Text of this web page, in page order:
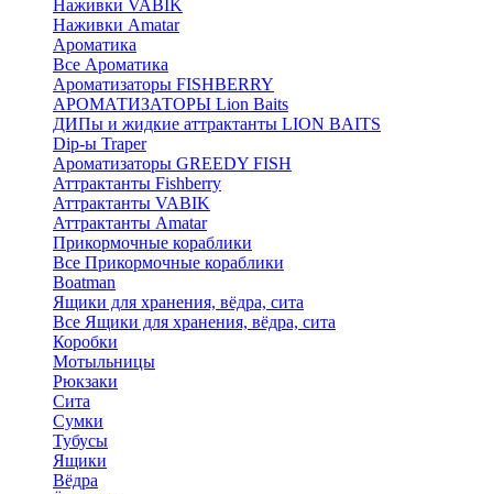
Наживки VABIK
Наживки Amatar
Ароматика
Все Ароматика
Ароматизаторы FISHBERRY
АРОМАТИЗАТОРЫ Lion Baits
ДИПы и жидкие аттрактанты LION BAITS
Dip-ы Traper
Ароматизаторы GREEDY FISH
Аттрактанты Fishberry
Аттрактанты VABIK
Аттрактанты Amatar
Прикормочные кораблики
Все Прикормочные кораблики
Boatman
Ящики для хранения, вёдра, сита
Все Ящики для хранения, вёдра, сита
Коробки
Мотыльницы
Рюкзаки
Сита
Сумки
Тубусы
Ящики
Вёдра